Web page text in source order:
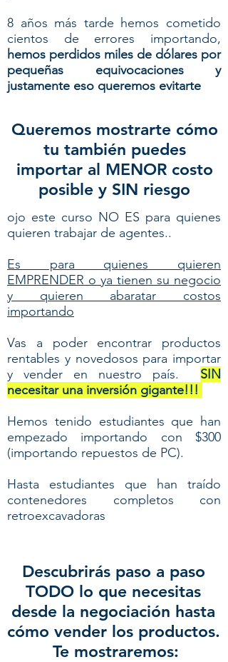
8 años más tarde hemos cometido
cientos de errores importando,
hemos perdidos miles de dólares por
pequeñas equivocaciones y
justamente eso queremos evitarte
ojo este curso NO ES para quienes
quieren trabajar de agentes..
Es para quienes quieren
EMPRENDER o ya tienen su negocio
y quieren abaratar costos
importando
Vas a poder encontrar productos
rentables y novedosos para importar
y vender en nuestro país. SIN
necesitar una inversión gigante!!!
Hemos tenido estudiantes que han
empezado importando con $300
(importando repuestos de PC).
Hasta estudiantes que han traído
contenedores completos con
retroexcavadoras
Queremos mostrarte cómo
tu también puedes
importar al MENOR costo
posible y SIN riesgo
Descubrirás paso a paso
TODO lo que necesitas
desde la negociación hasta
cómo vender los productos.
Te mostraremos: